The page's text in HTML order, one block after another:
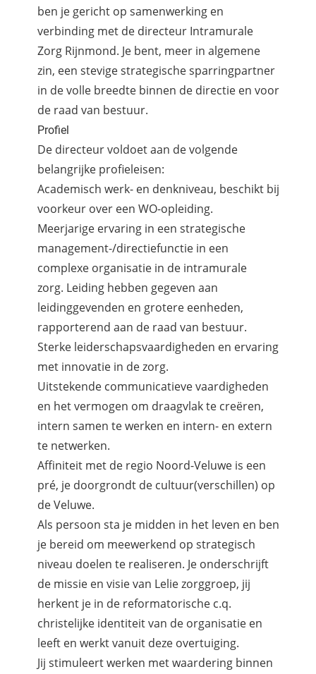
ben je gericht op samenwerking en
verbinding met de directeur Intramurale
Zorg Rijnmond. Je bent, meer in algemene
zin, een stevige strategische sparringpartner
in de volle breedte binnen de directie en voor
de raad van bestuur.
Profiel
De directeur voldoet aan de volgende
belangrijke profieleisen:
Academisch werk- en denkniveau, beschikt bij
voorkeur over een WO-opleiding.
Meerjarige ervaring in een strategische
management-/directiefunctie in een
complexe organisatie in de intramurale
zorg. Leiding hebben gegeven aan
leidinggevenden en grotere eenheden,
rapporterend aan de raad van bestuur.
Sterke leiderschapsvaardigheden en ervaring
met innovatie in de zorg.
Uitstekende communicatieve vaardigheden
en het vermogen om draagvlak te creëren,
intern samen te werken en intern- en extern
te netwerken.
Affiniteit met de regio Noord-Veluwe is een
pré, je doorgrondt de cultuur(verschillen) op
de Veluwe.
Als persoon sta je midden in het leven en ben
je bereid om meewerkend op strategisch
niveau doelen te realiseren. Je onderschrijft
de missie en visie van Lelie zorggroep, jij
herkent je in de reformatorische c.q.
christelijke identiteit van de organisatie en
leeft en werkt vanuit deze overtuiging.
Jij stimuleert werken met waardering binnen